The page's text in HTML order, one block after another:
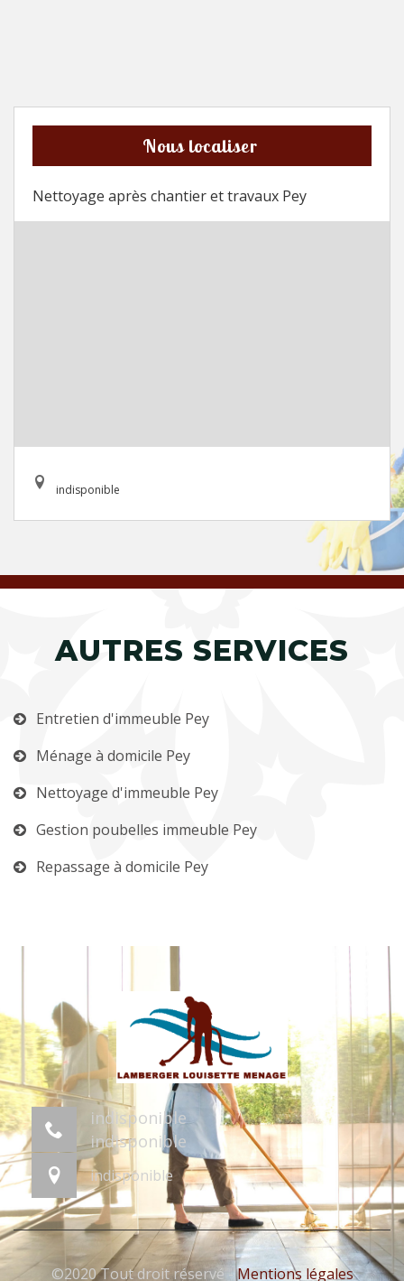
Nous localiser
Nettoyage après chantier et travaux Pey
indisponible
AUTRES SERVICES
Entretien d'immeuble Pey
Ménage à domicile Pey
Nettoyage d'immeuble Pey
Gestion poubelles immeuble Pey
Repassage à domicile Pey
indisponible
indisponible
indisponible
©2020 Tout droit réservé -Mentions légales